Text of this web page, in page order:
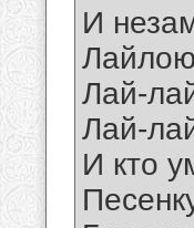
И
Лайлою
Лай-
Лай-
И кто